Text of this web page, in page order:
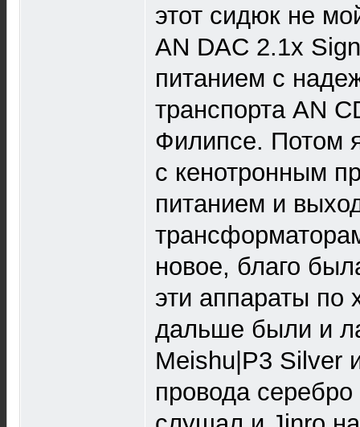
этот сидюк не
AN DAC 2.1x
питанием с
транспорта AN
Филипсе. Потом
c кенотронным
питанием и
новое, благо
эти аппараты по
дальше были и
Meishu|P3 Silver
провода